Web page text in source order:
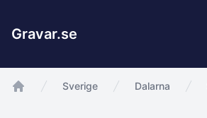
Gravar.se
Sverige Dalarna